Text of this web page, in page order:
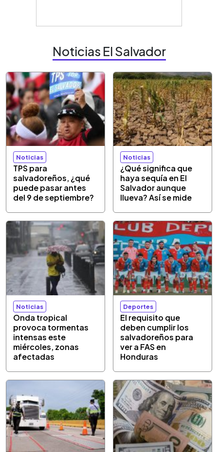
Noticias El Salvador
Noticias
TPS para
salvadoreños, ¿qué
puede pasar antes
del 9 de septiembre?
Noticias
¿Qué significa que
haya sequía en El
Salvador aunque
llueva? Así se mide
Noticias
Onda tropical
provoca tormentas
intensas este
miércoles, zonas
afectadas
Deportes
El requisito que
deben cumplir los
salvadoreños para
ver a FAS en
Honduras